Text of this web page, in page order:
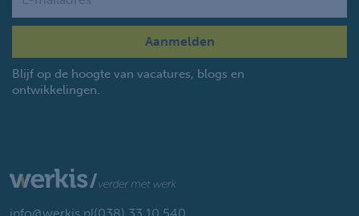
Blijf op de hoogte van vacatures, blogs en
ontwikkelingen.